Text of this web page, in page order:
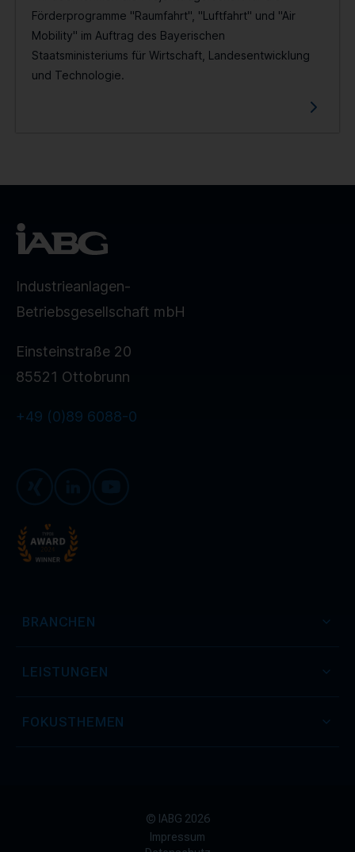
Förderprogramme "Raumfahrt", "Luftfahrt" und "Air
Mobility" im Auftrag des Bayerischen
Staatsministeriums für Wirtschaft, Landesentwicklung
und Technologie.
Industrieanlagen-
Betriebsgesellschaft mbH
Einsteinstraße 20
85521 Ottobrunn
+49 (0)89 6088-0
BRANCHEN
LEISTUNGEN
FOKUSTHEMEN
© IABG 2026
Impressum